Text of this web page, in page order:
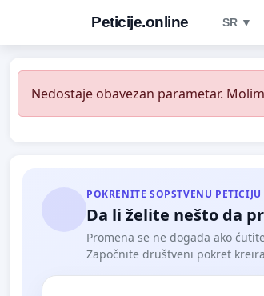
Peticije.online SR ▼
Nedostaje obavezan parametar.
POKRENITE SOPSTVENU PETICIJU
Da li želite nešto da
Promena se ne događa ako
Započnite društveni pokret